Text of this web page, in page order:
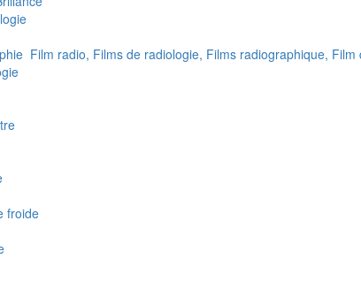
Film radio, Films de radiologie, Films radiographique,
froide